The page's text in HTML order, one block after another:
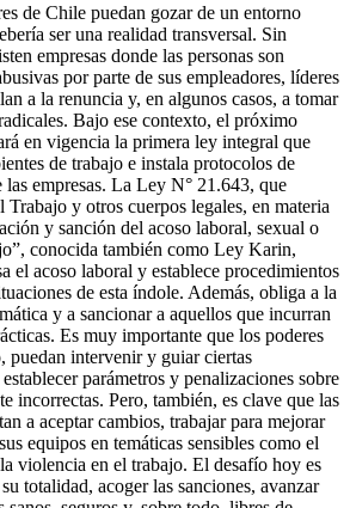
de Chile puedan gozar de un entorno
ser una realidad transversal. Sin
empresas donde las personas son
por parte de sus empleadores, líderes
a la renuncia y, en algunos casos, a tomar
Bajo ese contexto, el próximo
en vigencia la primera ley integral que
de trabajo e instala protocolos de
empresas. La Ley N° 21.643, que
y otros cuerpos legales, en materia
y sanción del acoso laboral, sexual o
conocida también como Ley Karin,
el acoso laboral y establece procedimientos
de esta índole. Además, obliga a la
y a sancionar a aquellos que incurran
Es muy importante que los poderes
puedan intervenir y guiar ciertas
parámetros y penalizaciones sobre
incorrectas. Pero, también, es clave que las
a aceptar cambios, trabajar para mejorar
equipos en temáticas sensibles como el
violencia en el trabajo. El desafío hoy es
totalidad, acoger las sanciones, avanzar